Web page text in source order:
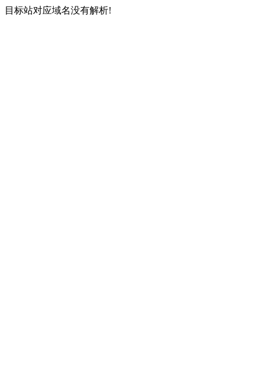
目标站对应域名没有解析!